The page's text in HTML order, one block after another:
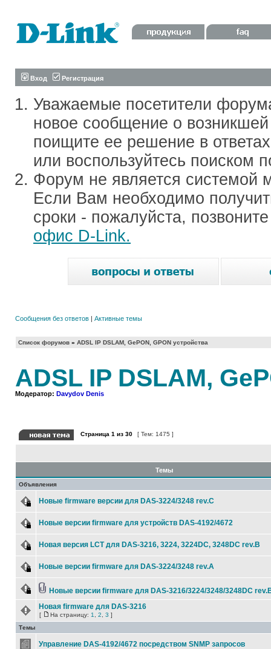
Вход Регистрация
Уважаемые посетители
новое сообщение о
поищите ее решение в
или воспользуйтесь поиском
Форум не является системой
Если Вам необходимо
сроки - пожалуйста,
офис D-Link.
Сообщения без ответов | Активные темы
Список форумов » ADSL IP DSLAM, GePON, GPON устройства
ADSL IP DSLAM,
Модератор: Davydov Denis
Страница 1 из 30 [ Тем: 1475 ]
Темы
Объявления
Новые firmware версии для DAS-3224/3248 rev.C
Новые версии firmware для устройств DAS-4192/4672
Новая версия LCT для DAS-3216, 3224, 3224DC, 3248DС rev.B
Новые версии firmware для DAS-3224/3248 rev.A
Новые версии firmware для DAS-3216/3224/3248/3248DC
Новая firmware для DAS-3216
[ На страницу: 1 2 3 ]
Темы
Управление DAS-4192/4672 посредством SNMP запросов